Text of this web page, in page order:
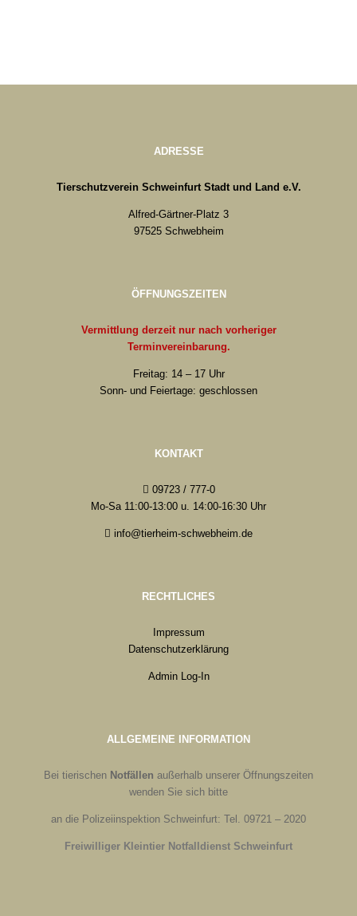
ADRESSE
Tierschutzverein Schweinfurt Stadt und Land e.V.
Alfred-Gärtner-Platz 3
97525 Schwebheim
ÖFFNUNGSZEITEN
Vermittlung derzeit nur nach vorheriger
Terminvereinbarung.
Freitag: 14 – 17 Uhr
Sonn- und Feiertage: geschlossen
KONTAKT
09723 / 777-0
Mo-Sa 11:00-13:00 u. 14:00-16:30 Uhr
info@tierheim-schwebheim.de
RECHTLICHES
Impressum
Datenschutzerklärung
Admin Log-In
ALLGEMEINE INFORMATION
Bei tierischen Notfällen außerhalb unserer Öffnungszeiten
wenden Sie sich bitte
an die Polizeiinspektion Schweinfurt: Tel. 09721 – 2020
Freiwilliger Kleintier Notfalldienst Schweinfurt